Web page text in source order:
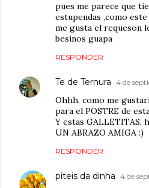
pues me parece que
estupendas ,como
me gusta el requeson
besinos guapa
RESPONDER
Te de Ternura 4 de
Ohhh, como me
para el POSTRE de
Y estas GALLETITAS,
UN ABRAZO AMIGA :)
RESPONDER
piteis da dinha 4 de